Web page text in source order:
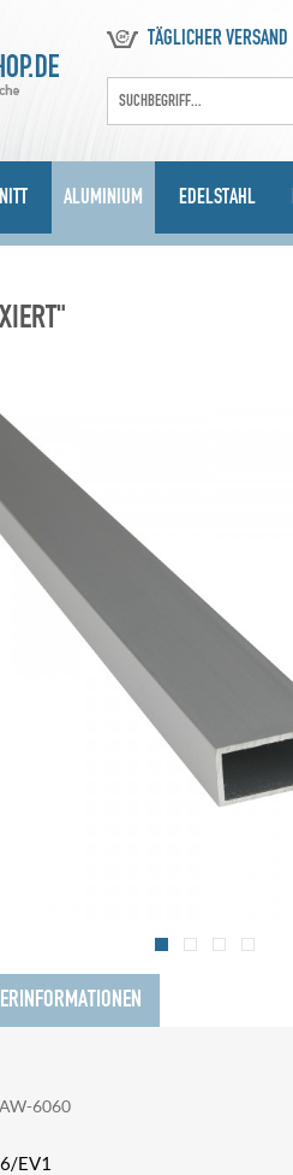
TÄGLICHER VERSAND
ALUMINIUM EDELSTAHL
6060
EV1